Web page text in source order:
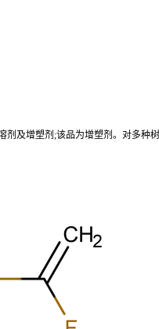
及增塑剂;该品为增塑剂。对多